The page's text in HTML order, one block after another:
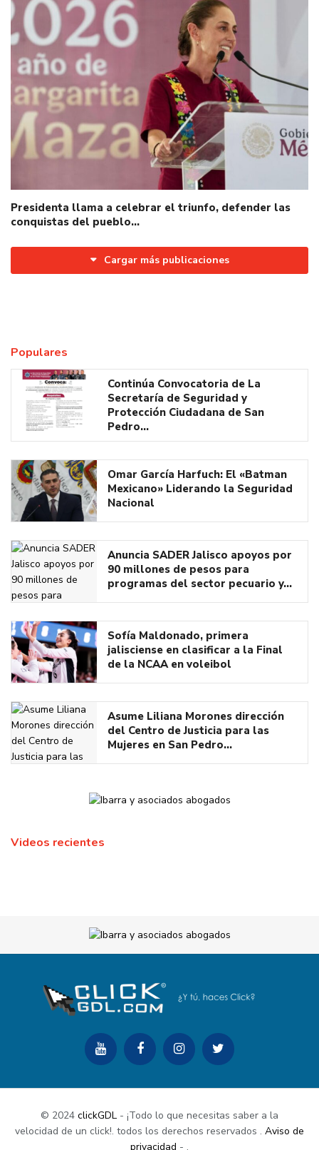
Presidenta llama a celebrar el triunfo, defender las
conquistas del pueblo…
Cargar más publicaciones
Populares
Continúa Convocatoria de La
Secretaría de Seguridad y
Protección Ciudadana de San
Pedro…
Omar García Harfuch: El «Batman
Mexicano» Liderando la Seguridad
Nacional
Anuncia SADER Jalisco apoyos por
90 millones de pesos para
programas del sector pecuario y…
Sofía Maldonado, primera
jalisciense en clasificar a la Final
de la NCAA en voleibol
Asume Liliana Morones dirección
del Centro de Justicia para las
Mujeres en San Pedro…
Videos recientes
© 2024 clickGDL - ¡Todo lo que necesitas saber a la
velocidad de un click!. todos los derechos reservados . Aviso de
privacidad - .